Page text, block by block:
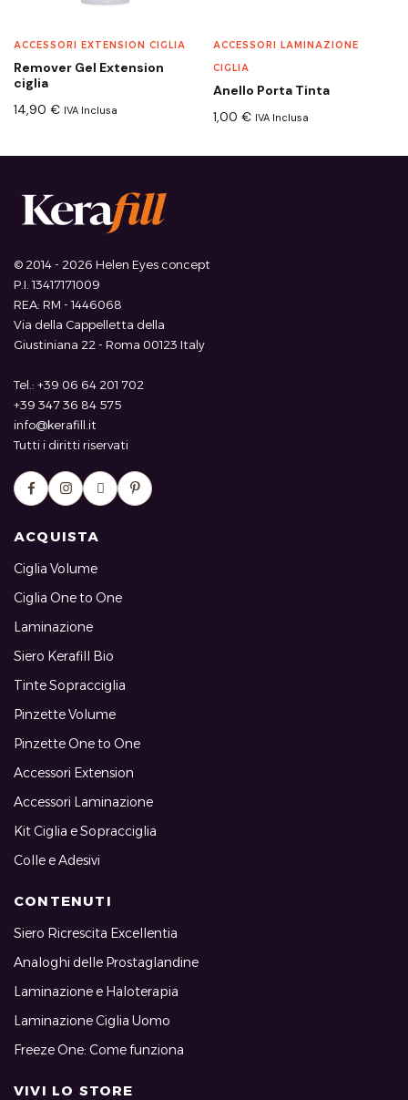
ACCESSORI EXTENSION CIGLIA
Remover Gel Extension
ciglia
14,90 € IVA Inclusa
ACCESSORI LAMINAZIONE
CIGLIA
Anello Porta Tinta
1,00 € IVA Inclusa
© 2014 - 2026 Helen Eyes concept
P.I. 13417171009
REA: RM - 1446068
Via della Cappelletta della
Giustiniana 22 - Roma 00123 Italy
Tel.: +39 06 64 201 702
+39 347 36 84 575
info@kerafill.it
Tutti i diritti riservati
ACQUISTA
Ciglia Volume
Ciglia One to One
Laminazione
Siero Kerafill Bio
Tinte Sopracciglia
Pinzette Volume
Pinzette One to One
Accessori Extension
Accessori Laminazione
Kit Ciglia e Sopracciglia
Colle e Adesivi
CONTENUTI
Siero Ricrescita Excellentia
Analoghi delle Prostaglandine
Laminazione e Haloterapia
Laminazione Ciglia Uomo
Freeze One: Come funziona
VIVI LO STORE